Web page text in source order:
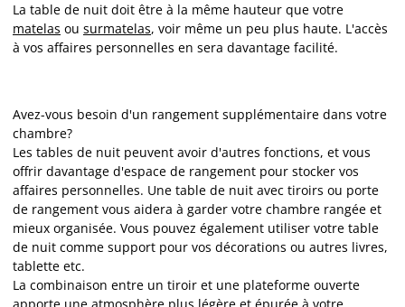
La table de nuit doit être à la même hauteur que votre
matelas ou surmatelas, voir même un peu plus haute. L'accès
à vos affaires personnelles en sera davantage facilité.
Avez-vous besoin d'un rangement supplémentaire dans votre
chambre?
Les tables de nuit peuvent avoir d'autres fonctions, et vous
offrir davantage d'espace de rangement pour stocker vos
affaires personnelles. Une table de nuit avec tiroirs ou porte
de rangement vous aidera à garder votre chambre rangée et
mieux organisée. Vous pouvez également utiliser votre table
de nuit comme support pour vos décorations ou autres livres,
tablette etc.
La combinaison entre un tiroir et une plateforme ouverte